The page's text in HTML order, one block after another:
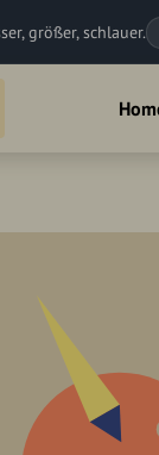
größer, schlauer.